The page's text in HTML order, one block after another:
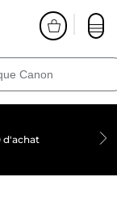
d'achat